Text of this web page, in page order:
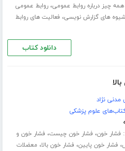
همه چیز درباره روابط عمومی،روابط عمومی
شیوه های گزارش نویسی، فعالیت های روابط
دانلود کتاب
نژاد
علوم پزشکی
فشار خون، فشار خون چیست، فشار خون و
، فشار خون پایین، فشار خون بالا، معضلات